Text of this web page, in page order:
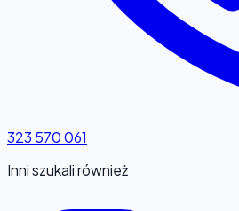
323 570 061
Inni szukali również